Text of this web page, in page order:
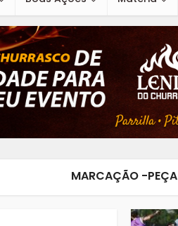
MARCAÇÃO -PEÇA